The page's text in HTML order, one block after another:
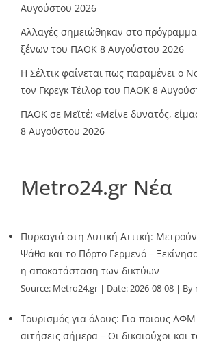
Αυγούστου 2026
Αλλαγές σημειώθηκαν στο
ξένων του ΠΑΟΚ 8 Αυγούστου 2026
Η Σέλτικ φαίνεται πως παραμένει ο
τον Γκρεγκ Τέιλορ του ΠΑΟΚ 8
ΠΑΟΚ σε Μεϊτέ: «Μείνε δυνατός,
8 Αυγούστου 2026
Metro24.gr Νέα
Πυρκαγιά στη Δυτική Αττική:
Ψάθα και το Πόρτο Γερμενό –
η αποκατάσταση των δικτύων
Source: Metro24.gr Date: 2026-08-08 By
Τουρισμός για όλους: Για ποιους ΑΦΜ
αιτήσεις σήμερα – Οι δικαιούχοι και